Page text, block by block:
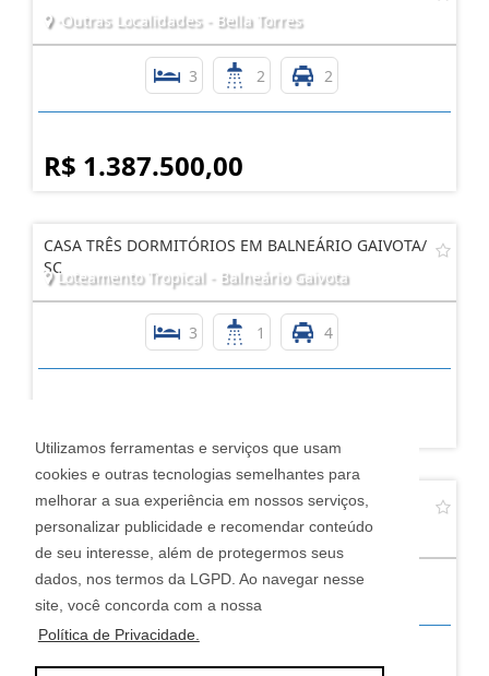
Utilizamos ferramentas e serviços que usam
cookies e outras tecnologias semelhantes para
melhorar a sua experiência em nossos serviços,
personalizar publicidade e recomendar conteúdo
de seu interesse, além de protegermos seus
dados, nos termos da LGPD. Ao navegar nesse
site, você concorda com a nossa
Política de Privacidade.
·Outras Localidades - Bella Torres
3 2 2
R$ 1.387.500,00
CASA TRÊS DORMITÓRIOS EM BALNEÁRIO GAIVOTA/
SCLoteamento Tropical - Balneário Gaivota
3 1 4
CASA DE ALTO PADRÃO TRÊS SUÍTES EM TORRES
São Francisco - Torres
3 4 4